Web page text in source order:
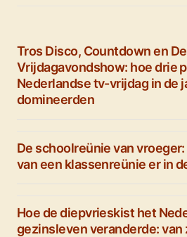
Tros Disco, Countdown en De
Vrijdagavondshow: hoe drie
Nederlandse tv-vrijdag in de
domineerden
De schoolreünie van
van een klassenreünie er in
Hoe de diepvrieskist het
gezinsleven veranderde: van